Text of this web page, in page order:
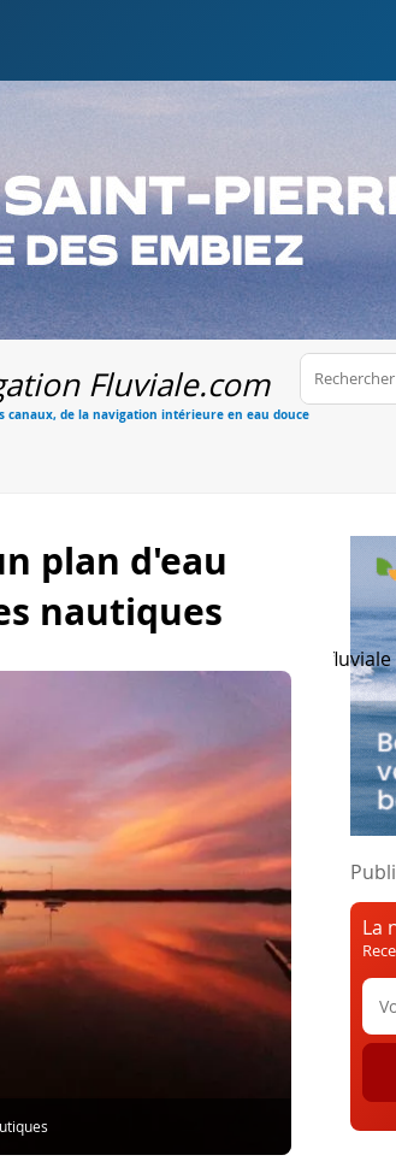
Fluviale.com
canaux, de la navigation intérieure en eau douce
Vignette fluviale
plan d'eau
nautiques
La